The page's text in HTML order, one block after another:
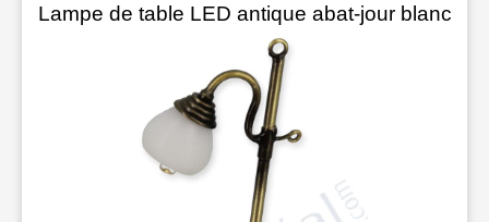
Lampe de table LED antique abat-jour blanc